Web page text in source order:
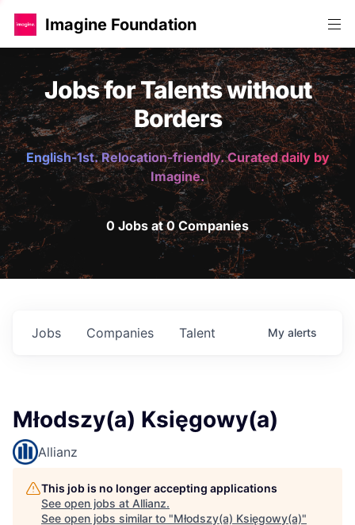
Imagine Foundation
Jobs for Talents without
Borders
English-1st. Relocation-friendly. Curated daily by
Imagine.
0 Jobs at 0 Companies
Jobs Companies Talent My alerts
Młodszy(a) Księgowy(a)
Allianz
This job is no longer accepting applications
See open jobs at Allianz.
See open jobs similar to "Młodszy(a) Księgowy(a)"